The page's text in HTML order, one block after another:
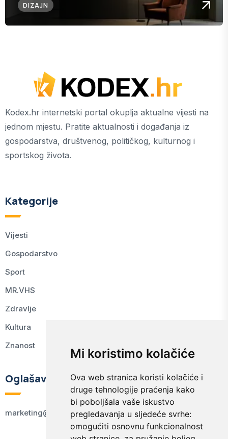
Mi koristimo kolačiće
Ova web stranica koristi kolačiće i
druge tehnologije praćenja kako
bi poboljšala vaše iskustvo
pregledavanja u sljedeće svrhe:
omogućiti osnovnu funkcionalnost
DIZAJN
Kodex.hr internetski portal okuplja aktualne vijesti na
jednom mjestu. Pratite aktualnosti i događanja iz
gospodarstva, društvenog, političkog, kulturnog i
sportskog života.
Kategorije
Vijesti
Gospodarstvo
Sport
MR.VHS
Zdravlje
Kultura
Znanost
Oglašavanje
marketing@kodex.hr